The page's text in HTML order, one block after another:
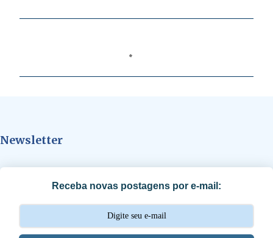
á
s
Newsletter
Receba novas postagens por e-mail: